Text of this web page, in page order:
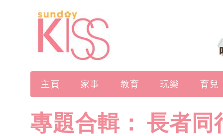
主頁 家事 教育 玩樂 育兒
專題合輯： 長者同